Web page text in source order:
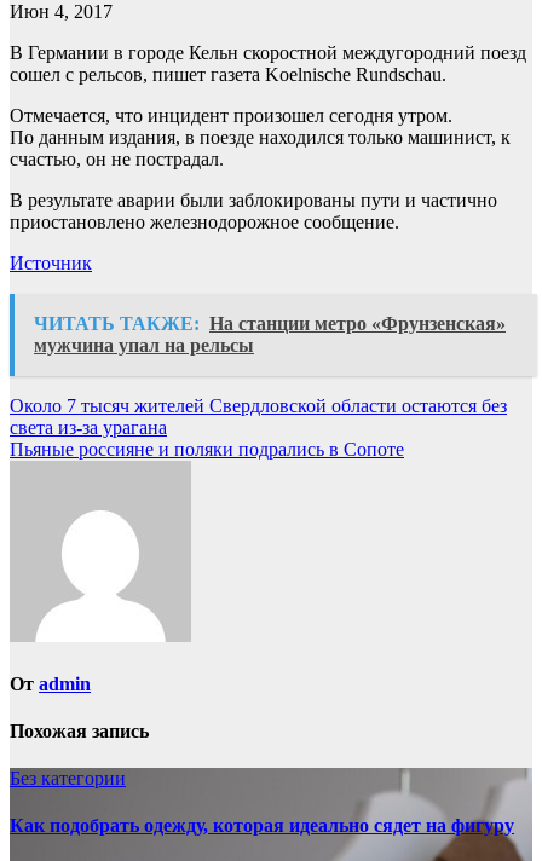
Июн 4, 2017
В Германии в городе Кельн скоростной междугородний поезд
сошел с рельсов, пишет газета Koelnische Rundschau.
Отмечается, что инцидент произошел сегодня утром.
По данным издания, в поезде находился только машинист, к
счастью, он не пострадал.
В результате аварии были заблокированы пути и частично
приостановлено железнодорожное сообщение.
Источник
ЧИТАТЬ ТАКЖЕ: На станции метро «Фрунзенская»
мужчина упал на рельсы
Навигация
по
Около 7 тысяч жителей Свердловской области остаются без
света из-за урагана
Пьяные россияне и поляки подрались в Сопоте
От admin
Похожая запись
Без категории
Как подобрать одежду, которая идеально сядет на фигуру